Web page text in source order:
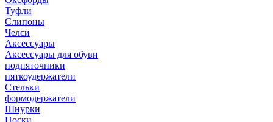
Туфли
Слипоны
Челси
Аксессуары
Аксессуары для обуви
подпяточники
пяткоудержатели
Стельки
формодержатели
Шнурки
Носки